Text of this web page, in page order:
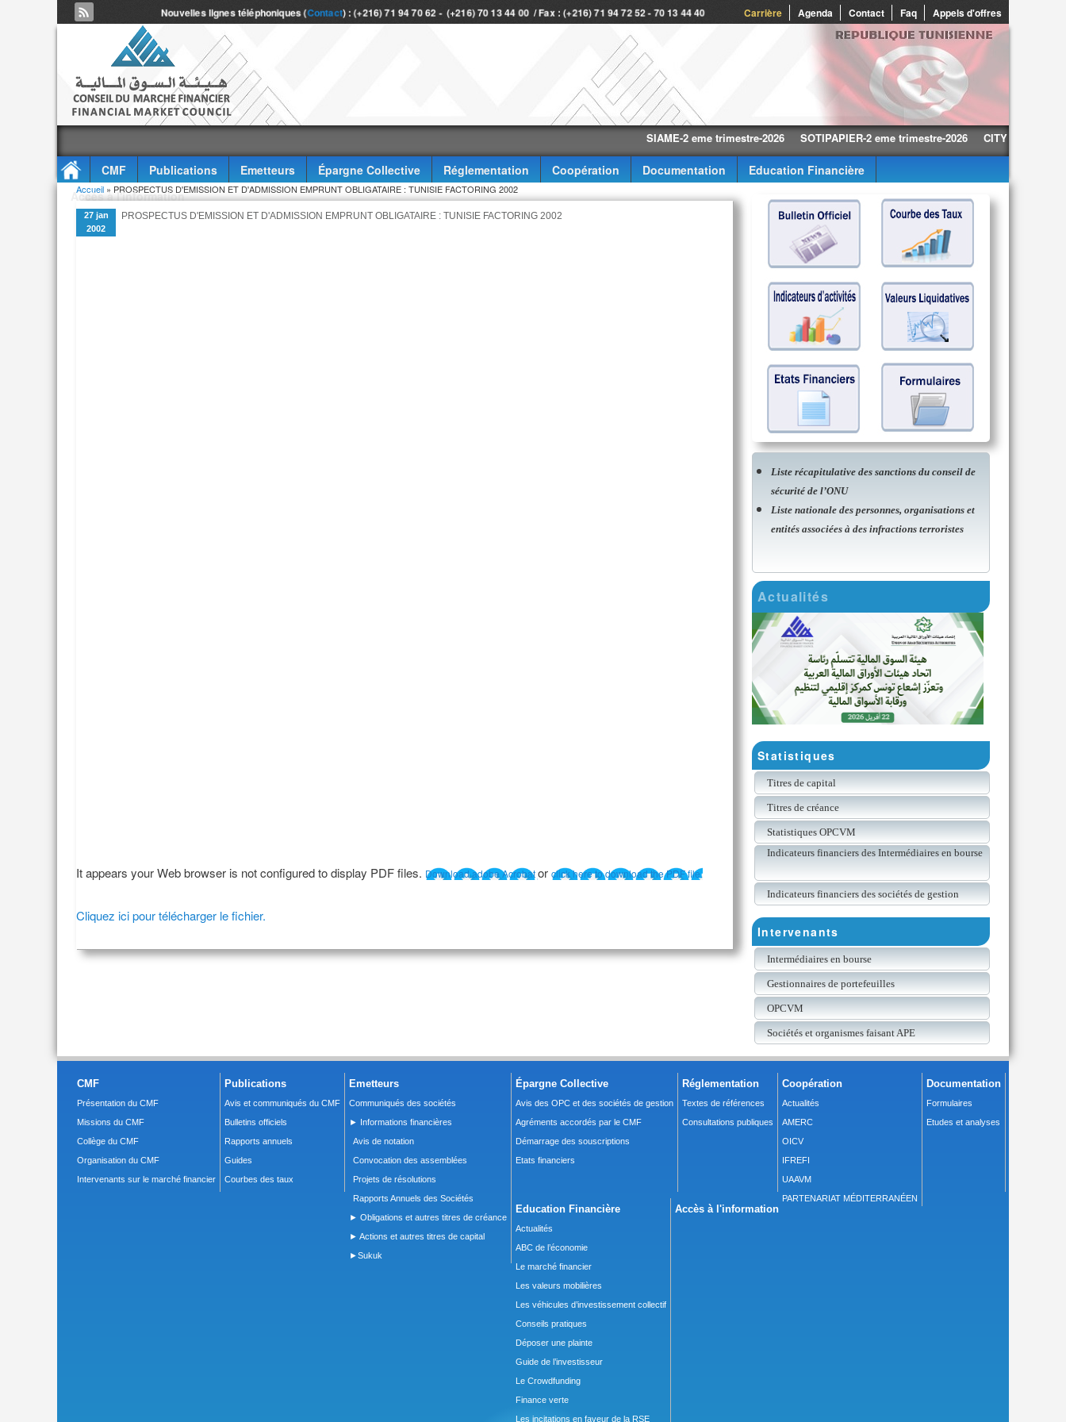
Carrière Agenda Contact Faq Appels d'offres
Nouvelles lignes téléphoniques (Contact) : (+216) 71 94 70 62 - (+216) 70 13 44 00 / Fax : (+216) 71 94 72 52 - 70 13 44 40
SIAME-2 eme trimestre-2026 SOTIPAPIER-2 eme trimestre-2026 CITY CARS-2 eme
CMF Publications Emetteurs Épargne Collective Réglementation Coopération Documentation
Education Financière
Accès à l'information
Vous êtes ici
Accueil » PROSPECTUS D'EMISSION ET D'ADMISSION EMPRUNT OBLIGATAIRE : TUNISIE FACTORING 2002
27 jan
2002
PROSPECTUS D'EMISSION ET D'ADMISSION EMPRUNT OBLIGATAIRE : TUNISIE FACTORING 2002
It appears your Web browser is not configured to display PDF files. Download adobe Acrobator click here to download the PDF file.
Cliquez ici pour télécharger le fichier.
Liste récapitulative des sanctions du conseil de
sécurité de l’ONU
Liste nationale des personnes, organisations et
entités associées à des infractions terroristes
Actualités
Statistiques
Titres de capital
Titres de créance
Statistiques OPCVM
Indicateurs financiers des Intermédiaires en bourse
Indicateurs financiers des sociétés de gestion
Intervenants
Intermédiaires en bourse
Gestionnaires de portefeuilles
OPCVM
Sociétés et organismes faisant APE
CMF
Présentation du CMF
Missions du CMF
Collège du CMF
Organisation du CMF
Intervenants sur le marché financier
Publications
Avis et communiqués du CMF
Bulletins officiels
Rapports annuels
Guides
Courbes des taux
Emetteurs
Communiqués des sociétés
► Informations financières
Avis de notation
Convocation des assemblées
Projets de résolutions
Rapports Annuels des Sociétés
► Obligations et autres titres de créance
► Actions et autres titres de capital
►Sukuk
Épargne Collective
Avis des OPC et des sociétés de gestion
Agréments accordés par le CMF
Démarrage des souscriptions
Etats financiers
Réglementation
Textes de références
Consultations publiques
Coopération
Actualités
AMERC
OICV
IFREFI
UAAVM
PARTENARIAT MÉDITERRANÉEN
Documentation
Formulaires
Etudes et analyses
Education Financière
Actualités
ABC de l’économie
Le marché financier
Les valeurs mobilières
Les véhicules d’investissement collectif
Conseils pratiques
Déposer une plainte
Guide de l’investisseur
Le Crowdfunding
Finance verte
Les incitations en faveur de la RSE
Accès à l'information